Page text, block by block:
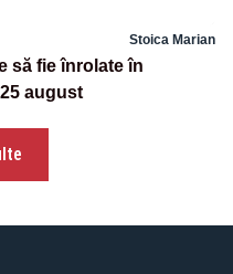
Stoica Marian
să fie înrolate în
august